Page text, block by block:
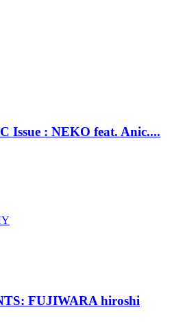
Issue : NEKO feat. Anic....
FUJIWARA hiroshi